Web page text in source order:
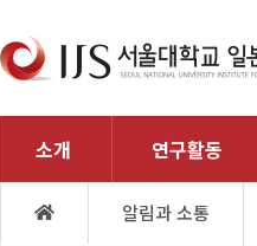
소개 연구활동
알림과 소통